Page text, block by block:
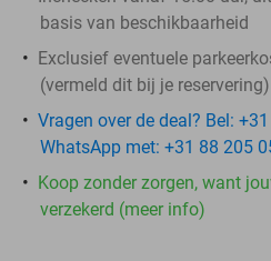
basis van beschikbaarheid
Exclusief eventuele
(vermeld dit bij je reservering)
Vragen over de deal? Bel:
WhatsApp met: +31 88 205
Koop zonder zorgen, want
verzekerd (meer info)